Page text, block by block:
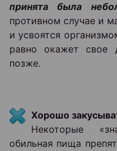
принята была
противном случае и
и усвоятся
равно окажет свое
позже.
Хорошо
Некоторые
обильная пища